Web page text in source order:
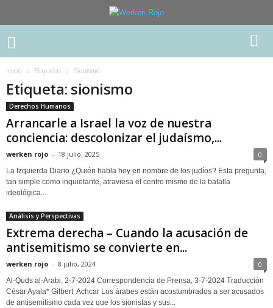
Inicio Etiquetas Sionismo
Etiqueta: sionismo
Derechos Humanos
Arrancarle a Israel la voz de nuestra
conciencia: descolonizar el judaísmo,...
werken rojo - 18 julio, 2025 0
La Izquierda Diario ¿Quién habla hoy en nombre de los judíos? Esta pregunta,
tan simple como inquietante, atraviesa el centro mismo de la batalla
ideológica...
Análisis y Perspectivas
Extrema derecha – Cuando la acusación de
antisemitismo se convierte en...
werken rojo - 8 julio, 2024 0
Al-Quds al-Arabi, 2-7-2024 Correspondencia de Prensa, 3-7-2024 Traducción
César Ayala* Gilbert Achcar Los árabes están acostumbrados a ser acusados
de antisemitismo cada vez que los sionistas y sus...